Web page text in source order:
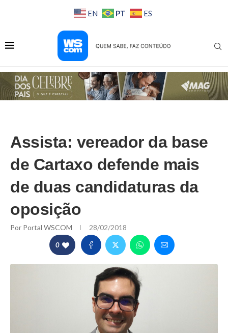
EN PT ES
Assista: vereador da base
de Cartaxo defende mais
de duas candidaturas da
oposição
Por Portal WSCOM 28/02/2018
0